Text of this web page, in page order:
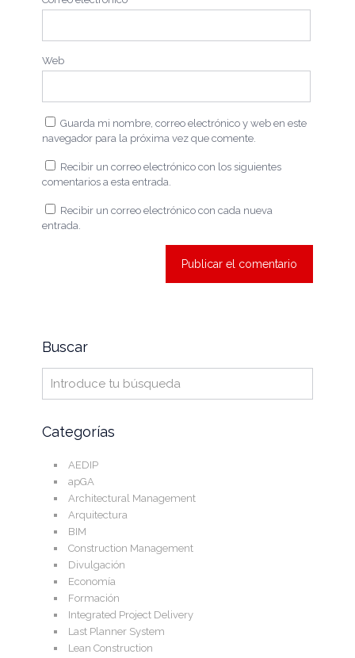
Web
Guarda mi nombre, correo electrónico y web en este
navegador para la próxima vez que comente.
Recibir un correo electrónico con los siguientes
comentarios a esta entrada.
Recibir un correo electrónico con cada nueva
entrada.
Buscar
Categorías
AEDIP
apGA
Architectural Management
Arquitectura
BIM
Construction Management
Divulgación
Economía
Formación
Integrated Project Delivery
Last Planner System
Lean Construction